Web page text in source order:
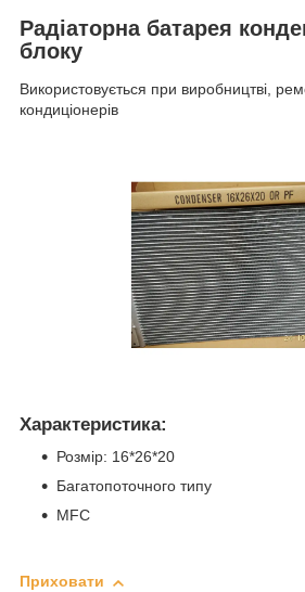
Радіаторна батарея
блоку
Використовується при виробництві,
кондиціонерів
Характеристика:
Розмір: 16*26*20
Багатопоточного типу
MFC
Приховати